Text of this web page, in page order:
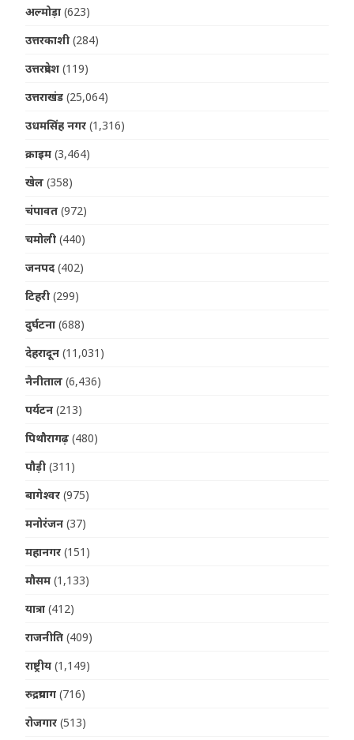
अल्मोड़ा (623)
उत्तरकाशी (284)
उत्तरप्रदेश (119)
उत्तराखंड (25,064)
उधमसिंह नगर (1,316)
क्राइम (3,464)
खेल (358)
चंपावत (972)
चमोली (440)
जनपद (402)
टिहरी (299)
दुर्घटना (688)
देहरादून (11,031)
नैनीताल (6,436)
पर्यटन (213)
पिथौरागढ़ (480)
पौड़ी (311)
बागेश्वर (975)
मनोरंजन (37)
महानगर (151)
मौसम (1,133)
यात्रा (412)
राजनीति (409)
राष्ट्रीय (1,149)
रुद्रप्रयाग (716)
रोजगार (513)